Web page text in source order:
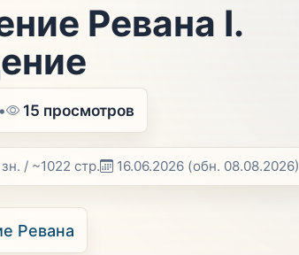
Ревана I.
• 15 просмотров
/ ~1022 стр. 16.06.2026 (обн. 08.08.2026)
Ревана